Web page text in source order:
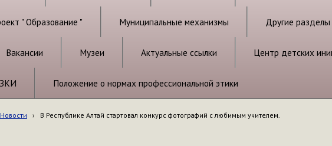
" Образование " Муниципальные механизмы Другие разделы
Вакансии Музеи Актуальные ссылки Центр детских
Положение о нормах профессиональной этики
Новости › В Республике Алтай стартовал конкурс фотографий с любимым учителем.